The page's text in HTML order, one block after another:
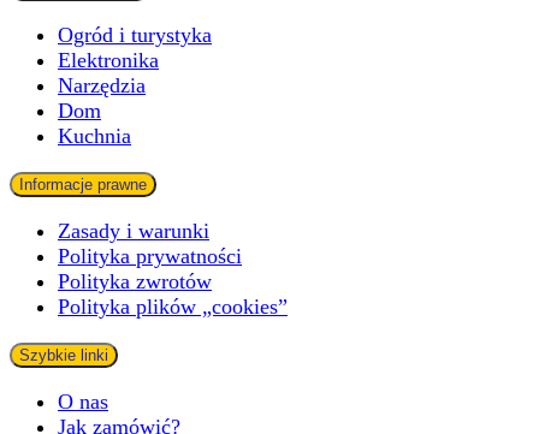
Ogród i turystyka
Elektronika
Narzędzia
Dom
Kuchnia
Informacje prawne
Zasady i warunki
Polityka prywatności
Polityka zwrotów
Polityka plików „cookies”
Szybkie linki
O nas
Jak zamówić?